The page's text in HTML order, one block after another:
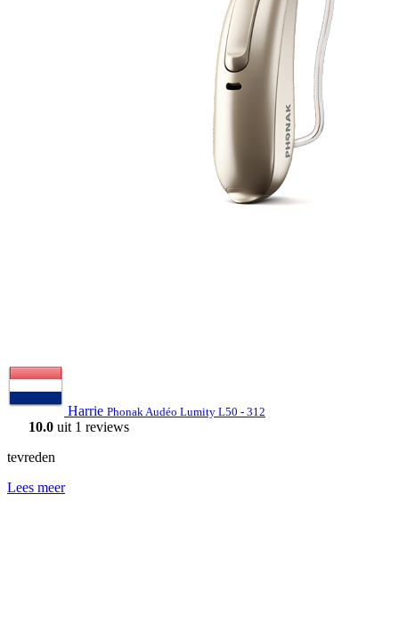
Harrie Phonak Audéo Lumity L50 - 312
10.0 uit 1 reviews
tevreden
Lees meer